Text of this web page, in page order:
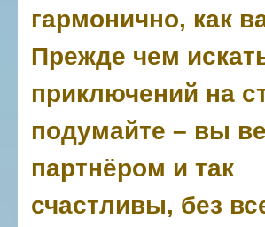
гармонично, как
Прежде чем
приключений на
подумайте – вы
партнёром и так
счастливы, без